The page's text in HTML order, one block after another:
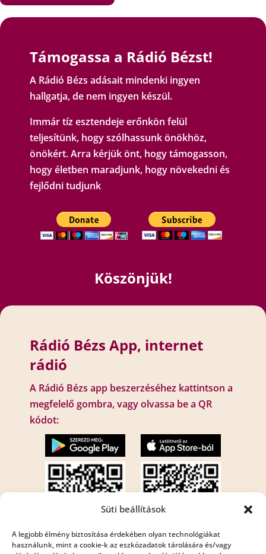
Süti beállítások
A legjobb élmény biztosítása érdekében olyan technológiákat
használunk, mint a cookie-k az eszközadatok tárolására és/vagy
Támogassa a Rádió Bézst!
A Rádió Bézs adásait mindenki ingyen
hallgatja, de nem ingyen készül.
Immár tíz esztendeje erőnkön felül
teljesítünk, hogy szólhassunk önökhöz,
önökért. Arra kérjük önt, hogy támogasson,
hogy életben maradjunk, hogy növekedni és
fejlődni tudjunk
Köszönjük!
Rádió Bézs App, internet
rádió
A Rádió Bézs app beszerzéséhez kattintson a
megfelelő gombra, vagy olvassa be a QR
kódot: